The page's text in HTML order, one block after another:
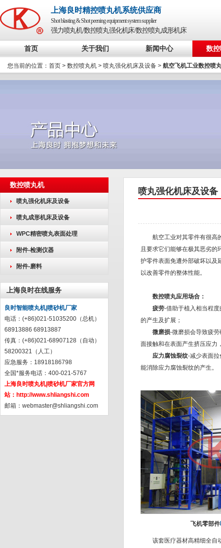
上海良时精控喷丸机系统供应商
Shot blasting & Shot peening equipment system supplier
强力喷丸机/数控喷丸强化机床/数控喷丸成形机床
首页 关于我们 新闻中心 数
您当前的位置： 首页 > 数控喷丸机 > 喷丸强化机床及设备 > 航空飞机工业数控喷
数控喷丸机
喷丸强化机床及设备
喷丸成形机床及设备
WPC精密喷丸表面处理
附件-检测仪器
附件-磨料
上海良时在线服务
良时智能喷丸机|喷砂机厂家
电话：(+86)021-51035200（总机）
68913886 68913887
传真：(+86)021-68907128（自动）
58200321（人工）
应急服务：18918186798
全国*服务电话：400-021-5767
上海良时喷丸机|喷砂机厂家官方网
站： http://www.shliangshi.com
邮箱： webmaster@shliangshi.com
喷丸强化机床及设备
航空工业对其零件有很高
且要求它们能够在极其恶劣
护零件表面免遭外部破坏以及
以改善零件的整体性能。
数控喷丸应用场合：
疲劳-借助于植入相当程
的产生及扩展；
微磨损-微磨损会导致疲
面接触和在表面产生挤压应力
应力腐蚀裂纹-减少表面
能消除应力腐蚀裂纹的产生。
飞机零部件
该套医疗器材高精细全自